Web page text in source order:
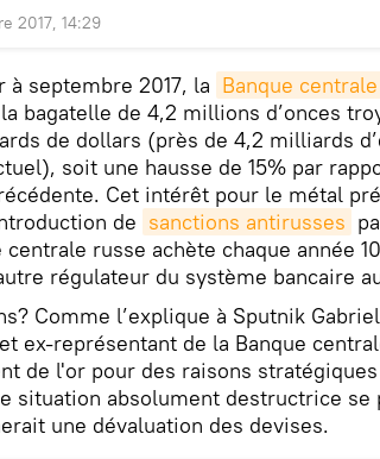
2017, 14:29
à septembre 2017, la Banque
bagatelle de 4,2 millions d’onces
de dollars (près de 4,2 milliards
soit une hausse de 15% par
Cet intérêt pour le métal
de sanctions antirusses
centrale russe achète chaque année
régulateur du système bancaire
Comme l’explique à Sputnik
ex-représentant de la Banque
de l'or pour des raisons
situation absolument destructrice
une dévaluation des devises.